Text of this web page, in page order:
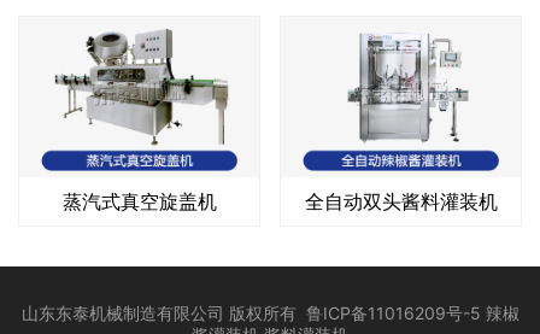
蒸汽式真空旋盖机 全自动双头酱料灌装机
山东东泰机械制造有限公司 版权所有 鲁ICP备11016209号-5 辣椒